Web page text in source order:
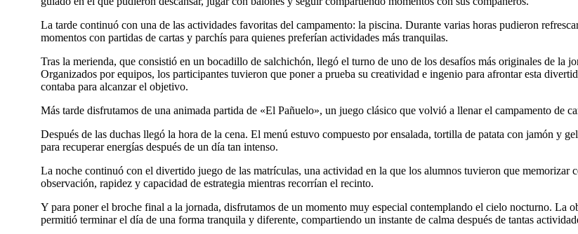
La tarde continuó con una de las actividades favoritas del campamento: la piscina. Durante varias horas pudieron
momentos con partidas de cartas y parchís para quienes preferían actividades más tranquilas.
Tras la merienda, que consistió en un bocadillo de salchichón, llegó el turno de uno de los desafíos más originales de la
Organizados por equipos, los participantes tuvieron que poner a prueba su creatividad e ingenio para afrontar esta
contaba para alcanzar el objetivo.
Más tarde disfrutamos de una animada partida de «El Pañuelo», un juego clásico que volvió a llenar el campamento de
Después de las duchas llegó la hora de la cena. El menú estuvo compuesto por ensalada, tortilla de patata con jamón y
para recuperar energías después de un día tan intenso.
La noche continuó con el divertido juego de las matrículas, una actividad en la que los alumnos tuvieron que memorizar
observación, rapidez y capacidad de estrategia mientras recorrían el recinto.
Y para poner el broche final a la jornada, disfrutamos de un momento muy especial contemplando el cielo nocturno. La
permitió terminar el día de una forma tranquila y diferente, compartiendo un instante de calma después de tantas